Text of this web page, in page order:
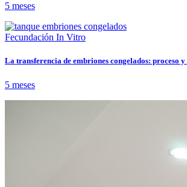
5 meses
Fecundación In Vitro
La transferencia de embriones congelados: proceso y
5 meses